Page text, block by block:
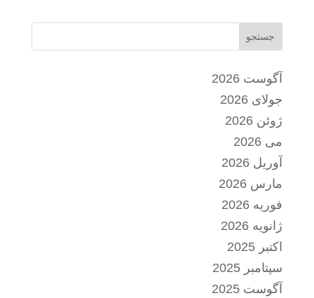
جستجو
آگوست 2026
جولای 2026
ژوئن 2026
می 2026
آوریل 2026
مارس 2026
فوریه 2026
ژانویه 2026
اکتبر 2025
سپتامبر 2025
آگوست 2025